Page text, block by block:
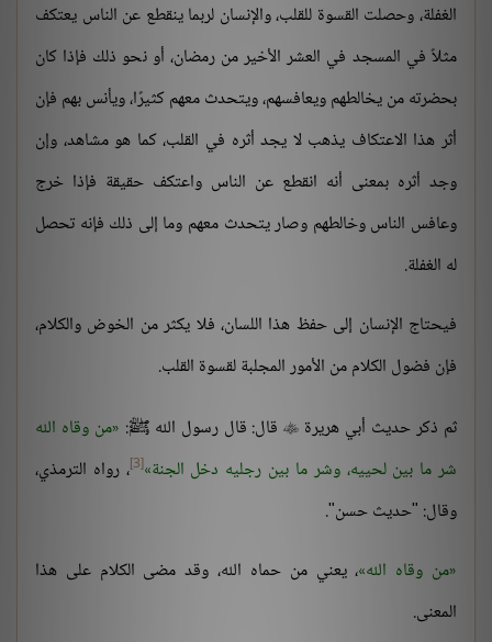
الغفلة، وحصلت القسوة للقلب، والإنسان لربما ينقطع عن الناس يعتكف
مثلاً في المسجد في العشر الأخير من رمضان، أو نحو ذلك فإذا كان
بحضرته من يخالطهم ويعافسهم، ويتحدث معهم كثيرًا، ويأنس بهم فإن
أثر هذا الاعتكاف يذهب لا يجد أثره في القلب، كما هو مشاهد، وإن
وجد أثره بمعنى أنه انقطع عن الناس واعتكف حقيقة فإذا خرج
وعافس الناس وخالطهم وصار يتحدث معهم وما إلى ذلك فإنه تحصل
له الغفلة.
فيحتاج الإنسان إلى حفظ هذا اللسان، فلا يكثر من الخوض والكلام،
فإن فضول الكلام من الأمور المجلبة لقسوة القلب.
ثم ذكر حديث أبي هريرة قال: قال رسول الله ﷺ: من وقاه الله
شر ما بين لحييه، وشر ما بين رجليه دخل الجنة [3] ، رواه الترمذي،
وقال: "حديث حسن".
من وقاه الله ، يعني من حماه الله، وقد مضى الكلام على هذا
المعنى.